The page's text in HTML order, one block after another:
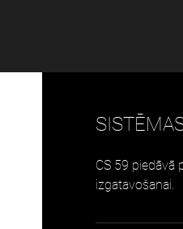
CS 59 piedāvā
izgatavošanai.